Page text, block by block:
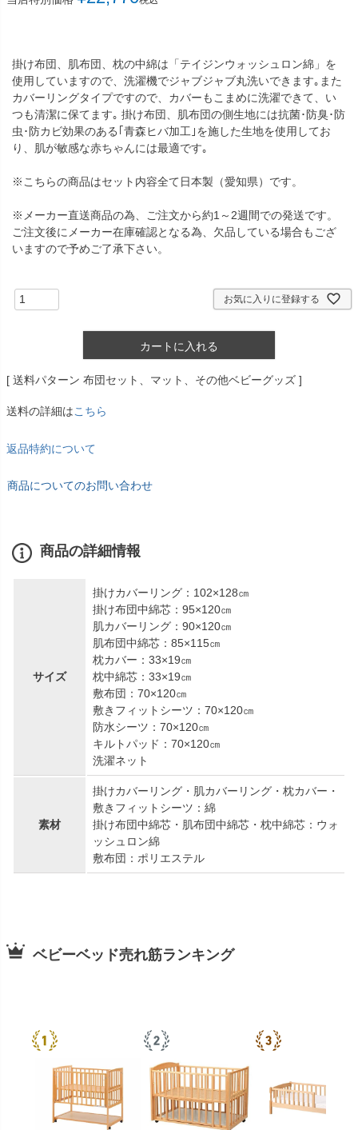
掛け布団、肌布団、枕の中綿は「テイジンウォッシュロン綿」を
使用していますので、洗濯機でジャブジャブ丸洗いできます｡また
カバーリングタイプですので、カバーもこまめに洗濯できて、い
つも清潔に保てます｡ 掛け布団、肌布団の側生地には抗菌･防臭･防
虫･防カビ効果のある｢青森ヒバ加工｣を施した生地を使用してお
り、肌が敏感な赤ちゃんには最適です｡
※こちらの商品はセット内容全て日本製（愛知県）です。
※メーカー直送商品の為、ご注文から約1～2週間での発送です。
ご注文後にメーカー在庫確認となる為、欠品している場合もござ
いますので予めご了承下さい。
お気に入りに登録する
カートに入れる
送料パターン 布団セット、マット、その他ベビーグッズ
送料の詳細はこちら
返品特約について
商品についてのお問い合わせ
商品の詳細情報
サイズ
掛けカバーリング：102×128㎝
掛け布団中綿芯：95×120㎝
肌カバーリング：90×120㎝
肌布団中綿芯：85×115㎝
枕カバー：33×19㎝
枕中綿芯：33×19㎝
敷布団：70×120㎝
敷きフィットシーツ：70×120㎝
防水シーツ：70×120㎝
キルトパッド：70×120㎝
洗濯ネット
素材
掛けカバーリング・肌カバーリング・枕カバー・
敷きフィットシーツ：綿
掛け布団中綿芯・肌布団中綿芯・枕中綿芯：ウォ
ッシュロン綿
敷布団：ポリエステル
ベビーベッド売れ筋ランキング